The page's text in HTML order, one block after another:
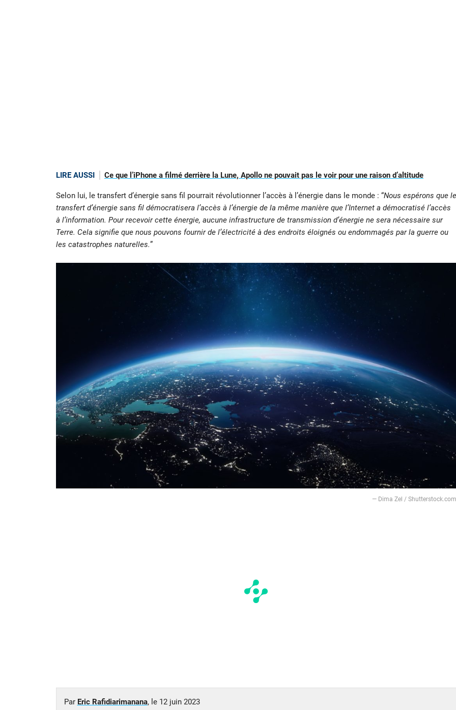
LIRE AUSSI Ce que l’iPhone a filmé derrière la Lune, Apollo ne pouvait pas le voir pour une raison d’altitude
Selon lui, le transfert d’énergie sans fil pourrait révolutionner l’accès à l’énergie dans le monde : “Nous espérons que le
transfert d’énergie sans fil démocratisera l’accès à l’énergie de la même manière que l’Internet a démocratisé l’accès
à l’information. Pour recevoir cette énergie, aucune infrastructure de transmission d’énergie ne sera nécessaire sur
Terre. Cela signifie que nous pouvons fournir de l’électricité à des endroits éloignés ou endommagés par la guerre ou
les catastrophes naturelles.”
— Dima Zel / Shutterstock.com
Par Eric Rafidiarimanana, le 12 juin 2023